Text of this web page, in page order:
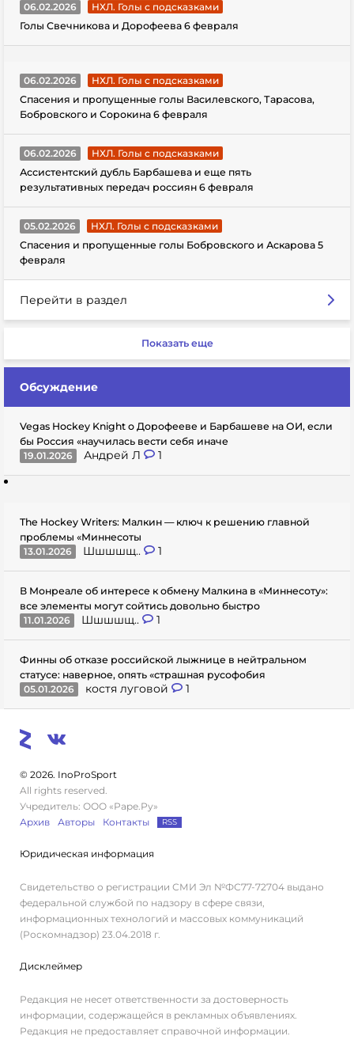
06.02.2026
НХЛ. Голы с подсказками
Голы Свечникова и Дорофеева 6 февраля
06.02.2026
НХЛ. Голы с подсказками
Спасения и пропущенные голы Василевского, Тарасова,
Бобровского и Сорокина 6 февраля
06.02.2026
НХЛ. Голы с подсказками
Ассистентский дубль Барбашева и еще пять
результативных передач россиян 6 февраля
05.02.2026
НХЛ. Голы с подсказками
Спасения и пропущенные голы Бобровского и Аскарова 5
февраля
Перейти в раздел
Показать еще
Обсуждение
Vegas Hockey Knight о Дорофееве и Барбашеве на ОИ, если
бы Россия «научилась вести себя иначе
19.01.2026
Андрей Л 1
The Hockey Writers: Малкин — ключ к решению главной
проблемы «Миннесоты
13.01.2026
Шшшшщ.. 1
В Монреале об интересе к обмену Малкина в «Миннесоту»:
все элементы могут сойтись довольно быстро
11.01.2026
Шшшшщ.. 1
Финны об отказе российской лыжнице в нейтральном
статусе: наверное, опять «страшная русофобия
05.01.2026
костя луговой 1
© 2026. InoProSport
All rights reserved.
Учредитель: ООО «Раре.Ру»
Архив
Авторы Контакты RSS
Юридическая информация
Свидетельство о регистрации СМИ Эл №ФС77-72704 выдано
федеральной службой по надзору в сфере связи,
информационных технологий и массовых коммуникаций
(Роскомнадзор) 23.04.2018 г.
Дисклеймер
Редакция не несет ответственности за достоверность
информации, содержащейся в рекламных объявлениях.
Редакция не предоставляет справочной информации.